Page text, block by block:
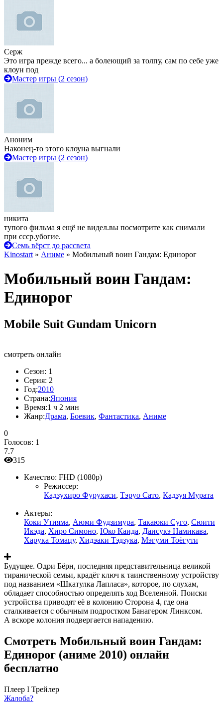
Серж
Это игра прежде всего... а болеющий за толпу, сам по себе уже
клоун под
Мастер игры (2 сезон)
Аноним
Наконец-то этого клоуна выгнали
Мастер игры (2 сезон)
никита
тупого фильма я ещё не видел.вы посмотрите как снимали
при ссср.убогие.
Семь вёрст до рассвета
Kinostart » Аниме » Мобильный воин Гандам: Единорог
Мобильный воин Гандам:
Единорог
Mobile Suit Gundam Unicorn
смотреть онлайн
Сезон: 1
Серия: 2
Год:2010
Страна:Япония
Время:1 ч 2 мин
Жанр:Драма, Боевик, Фантастика, Аниме
0
Голосов: 1
7.7
315
Качество: FHD (1080p)
Режиссер:
Кадзухиро Фурухаси, Тэруо Сато, Кадзуя Мурата
Актеры:
Коки Утияма, Аюми Фудзимура, Такаюки Суго, Сюити
Икэда, Хиро Симоно, Юко Каида, Даисукэ Намикава,
Харука Томацу, Хидэаки Тэдзука, Мэгуми Тоёгути
Будущее. Одри Бёрн, последняя представительница великой
тиранической семьи, крадёт ключ к таинственному устройству
под названием «Шкатулка Лапласа», которое, по слухам,
обладает способностью определять ход Вселенной. Поиски
устройства приводят её в колонию Сторона 4, где она
сталкивается с обычным подростком Банагером Линксом.
А вскоре колония подвергается нападению.
Смотреть Мобильный воин Гандам:
Единорог (аниме 2010) онлайн
бесплатно
Плеер I Трейлер
Жалоба?